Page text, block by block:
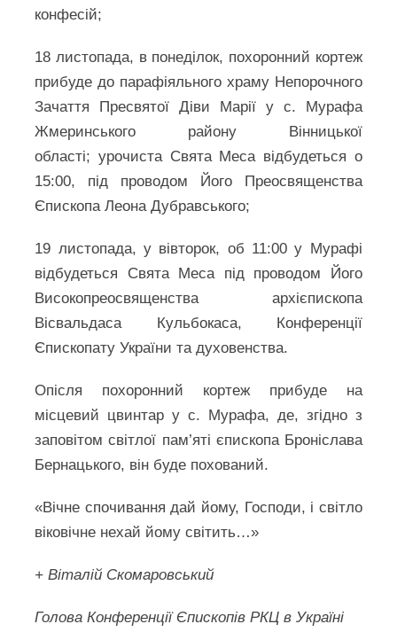
конфесій;
18 листопада, в понеділок, похоронний кортеж
прибуде до парафіяльного храму Непорочного
Зачаття Пресвятої Діви Марії у с. Мурафа
Жмеринського району Вінницької
області; урочиста Свята Меса відбудеться о
15:00, під проводом Його Преосвященства
Єпископа Леона Дубравського;
19 листопада, у вівторок, об 11:00 у Мурафі
відбудеться Свята Меса під проводом Його
Високопреосвященства архієпископа
Вісвальдаса Кульбокаса, Конференції
Єпископату України та духовенства.
Опісля похоронний кортеж прибуде на
місцевий цвинтар у с. Мурафа, де, згідно з
заповітом світлої пам’яті єпископа Броніслава
Бернацького, він буде похований.
«Вічне спочивання дай йому, Господи, і світло
віковічне нехай йому світить…»
+ Віталій Скомаровський
Голова Конференції Єпископів РКЦ в Україні